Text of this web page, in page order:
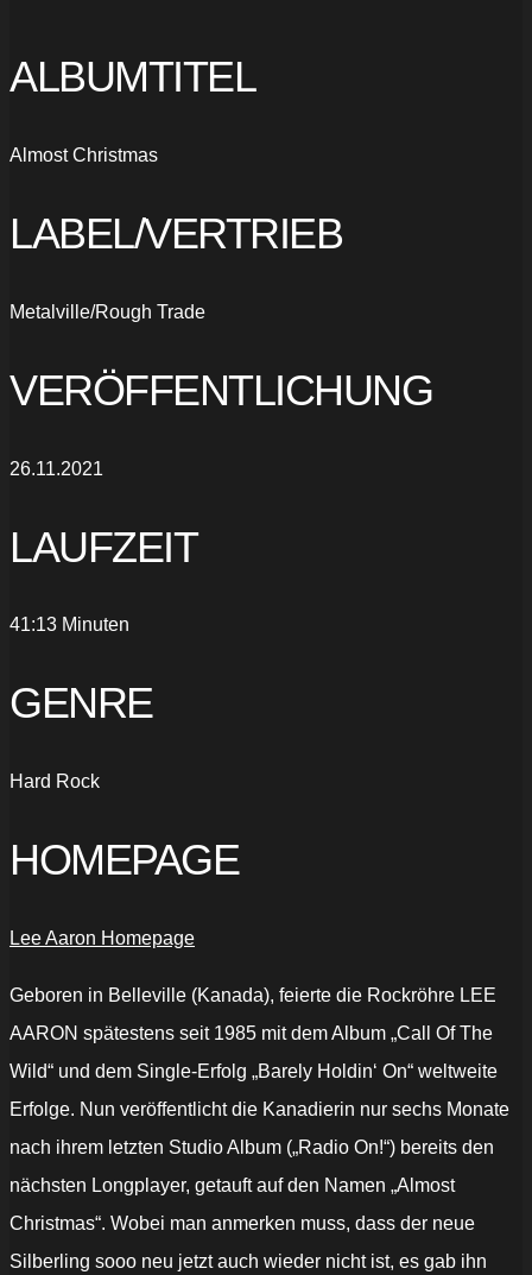
ALBUMTITEL
Almost Christmas
LABEL/VERTRIEB
Metalville/Rough Trade
VERÖFFENTLICHUNG
26.11.2021
LAUFZEIT
41:13 Minuten
GENRE
Hard Rock
HOMEPAGE
Lee Aaron Homepage
Geboren in Belleville (Kanada), feierte die Rockröhre LEE
AARON spätestens seit 1985 mit dem Album „Call Of The
Wild“ und dem Single-Erfolg „Barely Holdin‘ On“ weltweite
Erfolge. Nun veröffentlicht die Kanadierin nur sechs Monate
nach ihrem letzten Studio Album („Radio On!“) bereits den
nächsten Longplayer, getauft auf den Namen „Almost
Christmas“. Wobei man anmerken muss, dass der neue
Silberling sooo neu jetzt auch wieder nicht ist, es gab ihn